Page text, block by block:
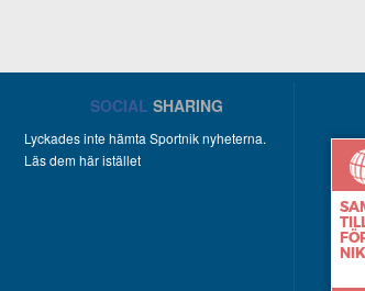
SOCIAL SHARING
Lyckades inte hämta Sportnik nyheterna.
Läs dem här istället